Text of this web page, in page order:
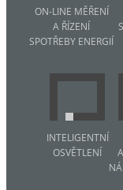
ON-LINE MĚŘENÍ
A ŘÍZENÍ
SPOTŘEBY ENERGIÍ
INTELIGENTNÍ
OSVĚTLENÍ